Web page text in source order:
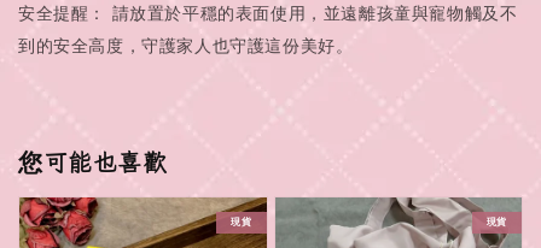
安全提醒： 請放置於平穩的表面使用，並遠離孩童與寵物觸及不
到的安全高度，守護家人也守護這份美好。
您可能也喜歡
現貨 現貨